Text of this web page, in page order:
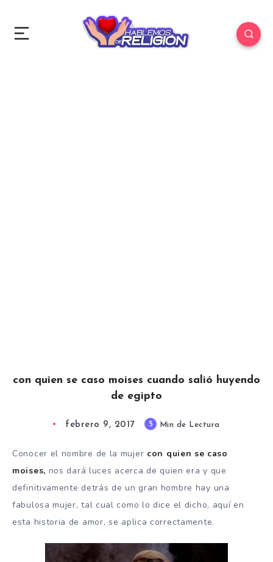
con quien se caso moises cuando salió huyendo
de egipto
febrero 9, 2017 5 Min de Lectura
Conocer el nombre de la mujer con quien se caso
moises, nos dará luces acerca de quien era y que
definitivamente detrás de un gran hombre hay una
fabulosa mujer, tal cual como lo dice el dicho, aquí en
esta historia de amor, se aplica correctamente.